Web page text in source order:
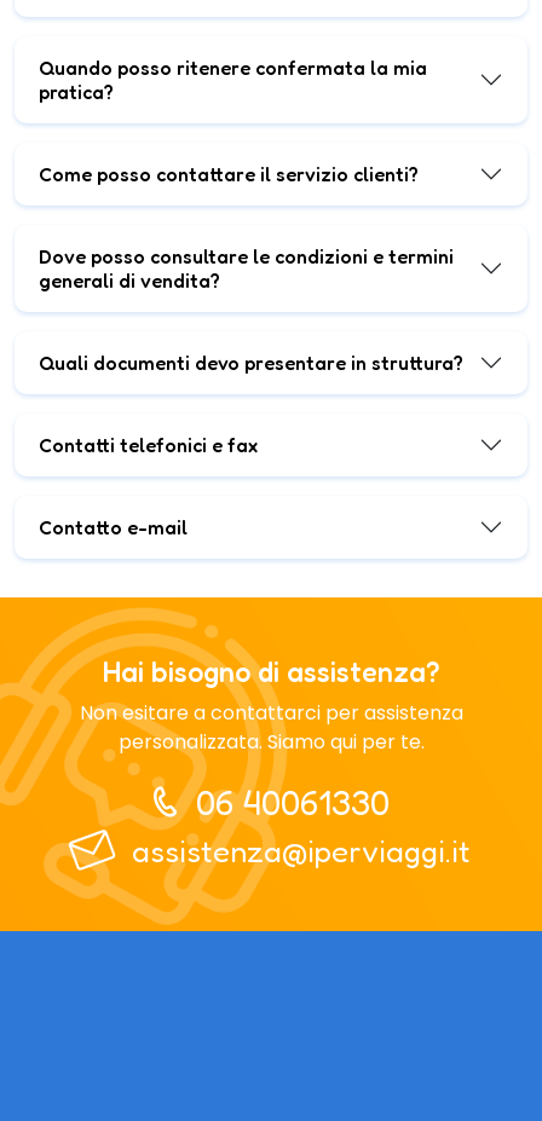
Quando posso ritenere confermata la mia
pratica?
Come posso contattare il servizio clienti?
Dove posso consultare le condizioni e termini
generali di vendita?
Quali documenti devo presentare in struttura?
Contatti telefonici e fax
Contatto e-mail
Hai bisogno di assistenza?
Non esitare a contattarci per assistenza
personalizzata. Siamo qui per te.
06 40061330
assistenza@iperviaggi.it